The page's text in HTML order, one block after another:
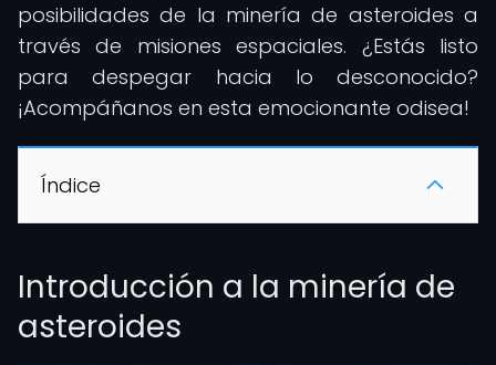
posibilidades de la minería de asteroides a
través de misiones espaciales. ¿Estás listo
para despegar hacia lo desconocido?
¡Acompáñanos en esta emocionante odisea!
Índice
Introducción a la minería de
asteroides